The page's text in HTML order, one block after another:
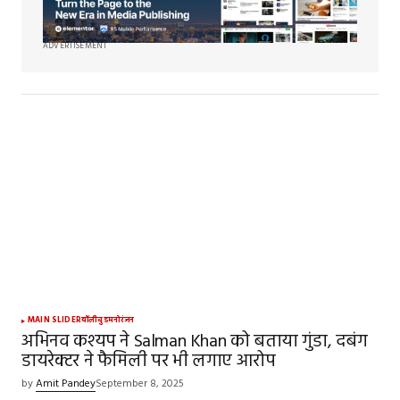
ADVERTISEMENT
MAIN SLIDERबॉलीवुडमनोरंजन
अभिनव कश्यप ने Salman Khan को बताया गुंडा, दबंग
डायरेक्टर ने फैमिली पर भी लगाए आरोप
byAmit PandeySeptember 8, 2025